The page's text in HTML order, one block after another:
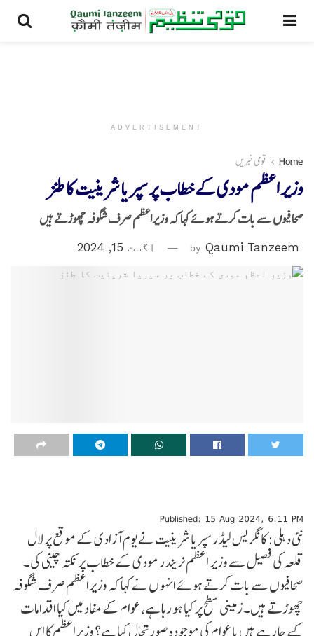
ADVERTISEMENT
Home قومی خبریں
وزیر اعظم مودی کے خطاب پر سپریا شرینیت کا طنز
صحافیوں سے بات کرتے ہوئے کہا کہ وزیراعظم صرف شگوفہ چھوڑتے ہیں
by Qaumi Tanzeem اگست 15, 2024
Published: 15 Aug 2024, 6:11 PM
نئی دہلی: کانگریس لیڈر سپریا شرینیت نے یوم آزادی کے موقع پر لال
قلعہ کی فصیل سے وزیر اعظم نریندر مودی کے خطاب پر نکتہ چینی کی۔
صحافیوں سے بات کرتے ہوئے انہوں نے کہا کہ وزیراعظم صرف شگوفہ
چھوڑتے ہیں۔ زمینی سطح پر کیا ہو رہا ہے، عوام کے مفاد میں کیا اقدامات
کیے جا رہے ہیں یا عوام کی موجودہ صورتحال کیا ہے؟ وزیراعظم کا اس